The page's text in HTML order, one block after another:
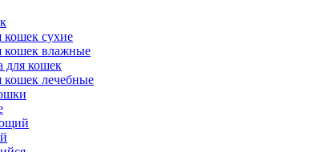
кошек сухие
кошек влажные
для кошек
кошек лечебные